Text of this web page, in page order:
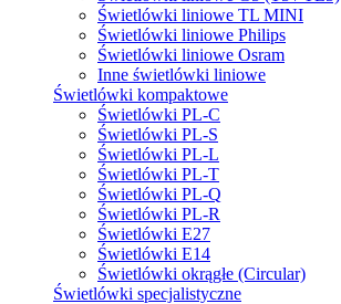
Świetlówki liniowe TL MINI
Świetlówki liniowe Philips
Świetlówki liniowe Osram
Inne świetlówki liniowe
Świetlówki kompaktowe
Świetlówki PL-C
Świetlówki PL-S
Świetlówki PL-L
Świetlówki PL-T
Świetlówki PL-Q
Świetlówki PL-R
Świetlówki E27
Świetlówki E14
Świetlówki okrągłe (Circular)
Świetlówki specjalistyczne